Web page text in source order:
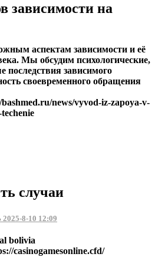
зависимости на
аспектам зависимости и её
Мы обсудим психологические,
последствия зависимого
своевременного обращения
news/vyvod-iz-zapoya-v-
случаи
8-10 12:09
bolivia
casinogamesonline.cfd/